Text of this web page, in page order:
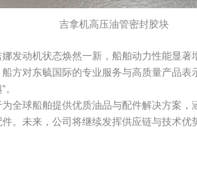
吉拿机高压油管密封胶块
发动机状态焕然一新，船舶动力性能显著
方对东毓国际的专业服务与高质量产品表
全球船舶提供优质油品与配件解决方案，
。未来，公司将继续发挥供应链与技术优